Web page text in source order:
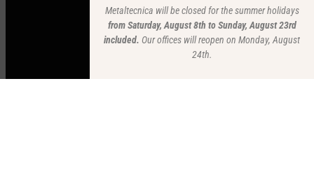
Metaltecnica will be closed for the summer holidays
from Saturday, August 8th to Sunday, August 23rd
included. Our offices will reopen on Monday, August
24th.